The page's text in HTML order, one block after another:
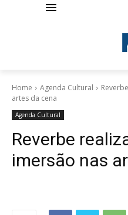
Home Agenda Cultural
artes da cena
Agenda Cultural
Reverbe
imersão nas